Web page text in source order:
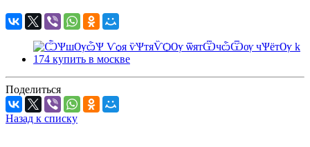
Поделиться
Назад к списку